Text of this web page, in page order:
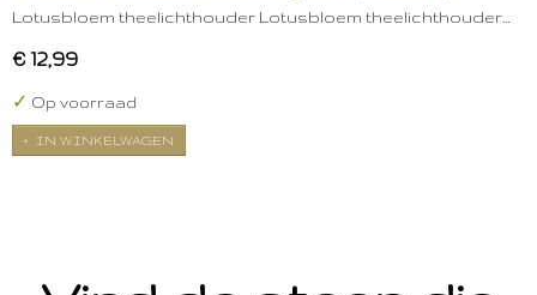
Lotusbloem theelichthouder Lotusbloem theelichthouder…
€ 12,99
✓ Op voorraad
IN WINKELWAGEN